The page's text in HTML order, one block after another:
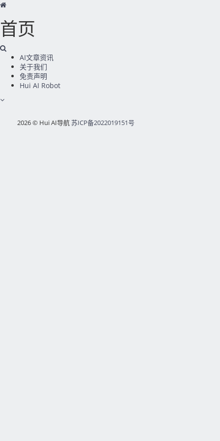
首页
AI文章资讯
关于我们
免责声明
Hui AI Robot
2026 © Hui AI导航苏ICP备2022019151号